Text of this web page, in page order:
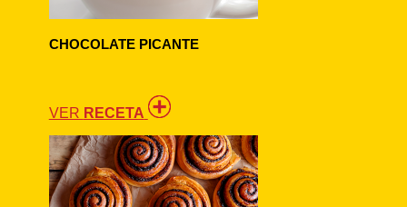
CHOCOLATE PICANTE
VER RECETA